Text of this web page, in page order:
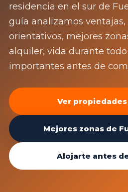
residencia en el sur de
guía analizamos ventajas,
orientativos, mejores
alquiler, vida durante
importantes antes de
Ver
Mejores zonas de
Alojarte antes